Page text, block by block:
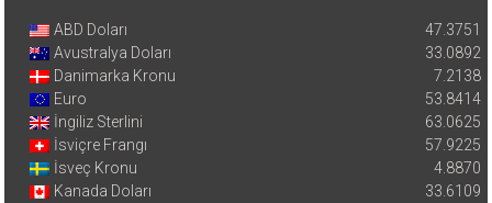
ABD Doları
47.3751
Avustralya Doları
33.0892
Danimarka Kronu
7.2138
Euro
53.8414
İngiliz Sterlini
63.0625
İsviçre Frangı
57.9225
İsveç Kronu
4.8870
Kanada Doları
33.6109